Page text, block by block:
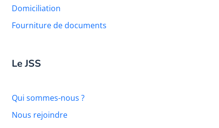
Domiciliation
Fourniture de documents
Le JSS
Qui sommes-nous ?
Nous rejoindre